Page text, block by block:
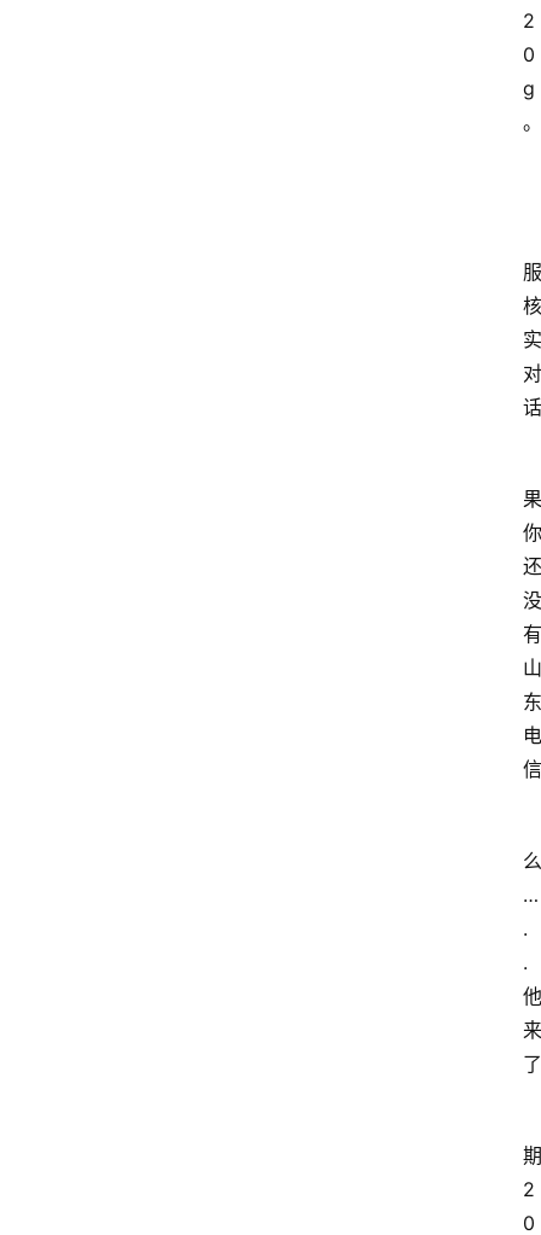
2
0
g
。
服
核
实
对
话
果
你
还
没
有
山
东
电
么
…
.
.
他
来
了
期
2
0